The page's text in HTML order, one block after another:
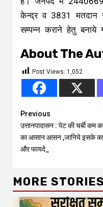
केन्द्र व 3831 मतदान
सम्पन्न कराने हेतु बनाये
About The
Post Views: 1,052
Continue
Reading
Previous
उत्तानपादासन : पेट की चर्बी कम
का आसान आसन ,जानिये इसके
और फायदे_
MORE STORIES